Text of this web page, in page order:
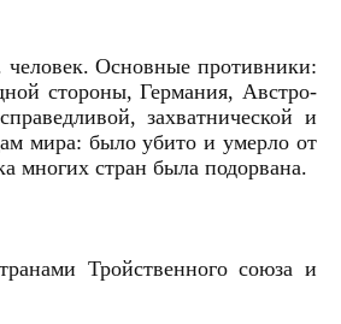
человек. Основные противники:
стороны, Германия, Австро-
захватнической и
мира: было убито и умерло от
многих стран была подорвана.
Тройственного союза и